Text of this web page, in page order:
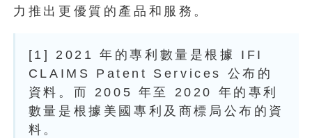
力推出更優質的產品和服務。
[1] 2021 年的專利數量是根據 IFI
CLAIMS Patent Services 公布的
資料。而 2005 年至 2020 年的專利
數量是根據美國專利及商標局公布的資
料。